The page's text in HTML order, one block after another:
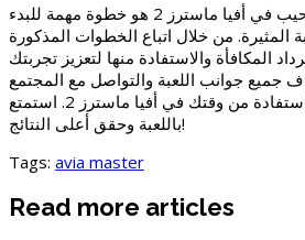
الحصول على مكافأة الترحيب في أفيا ماسترز 2 هو خطوة مهمة للبدء
المثيرة. من خلال اتباع الخطوات المذكورة
المكافأة والاستفادة منها لتعزيز تجربتك
جميع جوانب اللعبة والتواصل مع المجتمع
للحصول على أقصى استفادة من وقتك في أفيا ماسترز 2. استمتع
باللعبة وحقق أعلى النتائج!
Tags: avia master
Read more articles